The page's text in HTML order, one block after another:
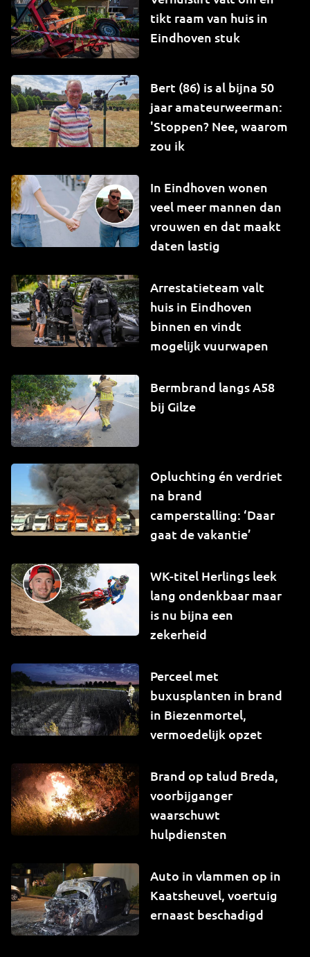
tikt raam van huis in
Eindhoven stuk
Bert (86) is al bijna 50
jaar amateurweerman:
'Stoppen? Nee, waarom
zou ik
In Eindhoven wonen
veel meer mannen dan
vrouwen en dat maakt
daten lastig
Arrestatieteam valt
huis in Eindhoven
binnen en vindt
mogelijk vuurwapen
Bermbrand langs A58
bij Gilze
Opluchting én verdriet
na brand
camperstalling: ‘Daar
gaat de vakantie’
WK-titel Herlings leek
lang ondenkbaar maar
is nu bijna een
zekerheid
Perceel met
buxusplanten in brand
in Biezenmortel,
vermoedelijk opzet
Brand op talud Breda,
voorbijganger
waarschuwt
hulpdiensten
Auto in vlammen op in
Kaatsheuvel, voertuig
ernaast beschadigd